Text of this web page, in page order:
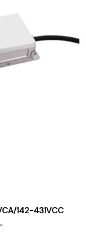
142-431VCC